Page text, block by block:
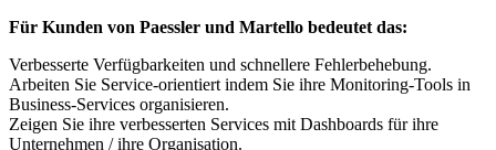
Für Kunden von Paessler und Martello bedeutet das:
Verbesserte Verfügbarkeiten und schnellere Fehlerbehebung.
Arbeiten Sie Service-orientiert indem Sie ihre Monitoring-Tools in
Business-Services organisieren.
Zeigen Sie ihre verbesserten Services mit Dashboards für ihre
Unternehmen / ihre Organisation.